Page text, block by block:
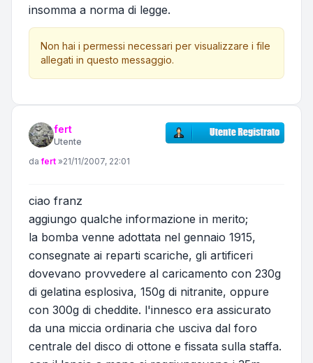
insomma a norma di legge.
Non hai i permessi necessari per visualizzare i file
allegati in questo messaggio.
fert
Utente
Messaggio
dafert »21/11/2007, 22:01
ciao franz
aggiungo qualche informazione in merito;
la bomba venne adottata nel gennaio 1915,
consegnate ai reparti scariche, gli artificeri
dovevano provvedere al caricamento con 230g
di gelatina esplosiva, 150g di nitranite, oppure
con 300g di cheddite. l'innesco era assicurato
da una miccia ordinaria che usciva dal foro
centrale del disco di ottone e fissata sulla staffa.